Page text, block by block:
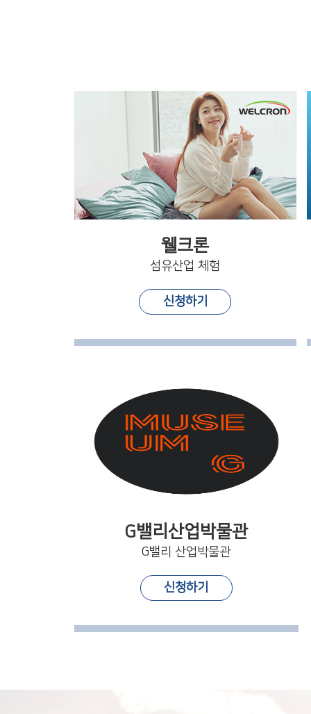
웰크론
섬유산업 체험
신청하기
G밸리산업박물관
G밸리 산업박물관
신청하기